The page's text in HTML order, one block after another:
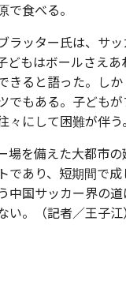
で食べる。
ラッター氏は、サッ
どもはボールさえあ
きると語った。しか
でもある。子どもが
々にして困難が伴う
場を備えた大都市の
であり、短期間で成
中国サッカー界の道
い。（記者／王子江